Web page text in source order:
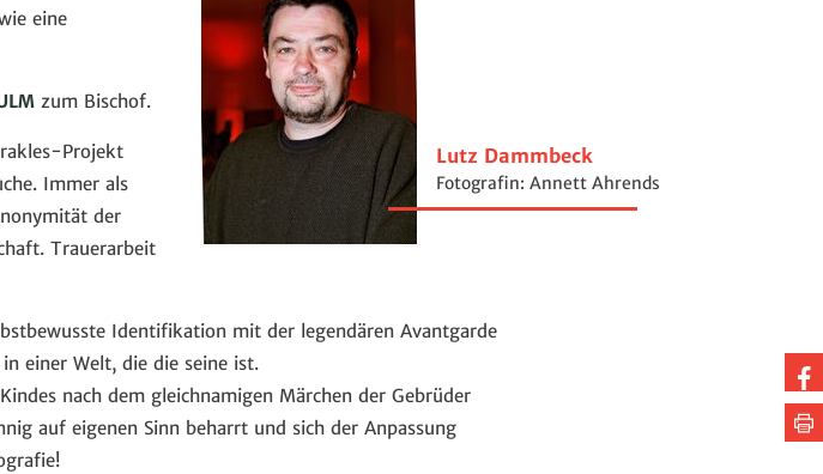
Lutz Dammbeck
Fotografin: Annett Ahrends
eine
zum Bischof.
Projekt
Immer als
der
Trauerarbeit
Identifikation mit der legendären Avantgarde
einer Welt, die die seine ist.
nach dem gleichnamigen Märchen der Gebrüder
auf eigenen Sinn beharrt und sich der Anpassung